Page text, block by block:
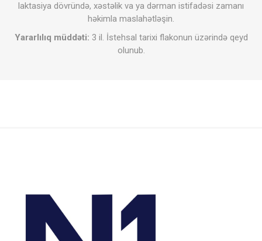
laktasiya dövründə, xəstəlik va ya dərman istifadəsi zamanı
həkimla maslahətləşin.
Yararlılıq müddəti: 3 il. İstehsal tarixi flakonun üzərində qeyd
olunub.